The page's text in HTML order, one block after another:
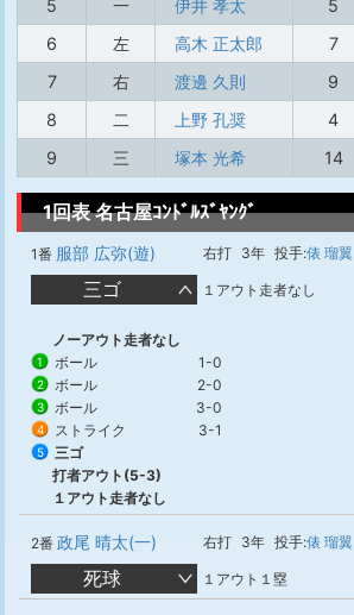
5
一 伊井 孝太 5
6
左 高木 正太郎 7
7
右 渡邊 久則 9
8
二 上野 孔奨 4
9
三 塚本 光希 14
1回表 名古屋ｺﾝﾄﾞﾙｽﾞﾔﾝｸﾞ
1番 服部 広弥(遊) 右打 3年 投手:俵 瑠翼
三ゴ １アウト走者なし
ノーアウト走者なし
1 ボール 1-0
2 ボール 2-0
3 ボール 3-0
4 ストライク 3-1
5
三ゴ
打者アウト(5-3)
１アウト走者なし
2番 政尾 晴太(一) 右打 3年 投手:俵 瑠翼
死球 １アウト１塁